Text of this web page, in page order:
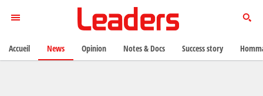
Accueil News Opinion Notes & Docs Success story